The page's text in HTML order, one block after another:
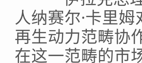
人纳赛尔·卡里
再生动力范畴协
在这一范畴的市